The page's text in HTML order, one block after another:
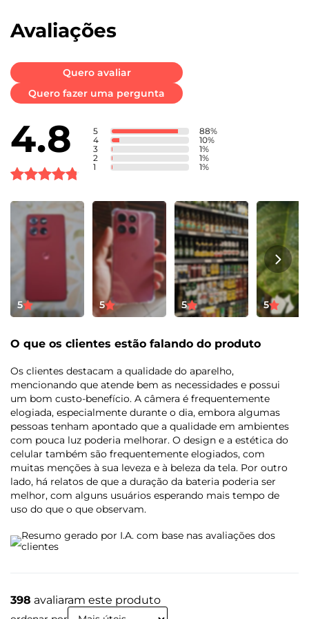
Avaliações
4.8 5 88%
4
10%
3
1%
2
1%
1
1%
Quero avaliar
Quero fazer uma pergunta
5 5 5 5
O que os clientes estão falando do produto
Os clientes destacam a qualidade do aparelho,
mencionando que atende bem as necessidades e possui
um bom custo-benefício. A câmera é frequentemente
elogiada, especialmente durante o dia, embora algumas
pessoas tenham apontado que a qualidade em ambientes
com pouca luz poderia melhorar. O design e a estética do
celular também são frequentemente elogiados, com
muitas menções à sua leveza e à beleza da tela. Por outro
lado, há relatos de que a duração da bateria poderia ser
melhor, com alguns usuários esperando mais tempo de
uso do que o que observam.
Resumo gerado por I.A. com base nas avaliações dos
clientes
398 avaliaram este produto